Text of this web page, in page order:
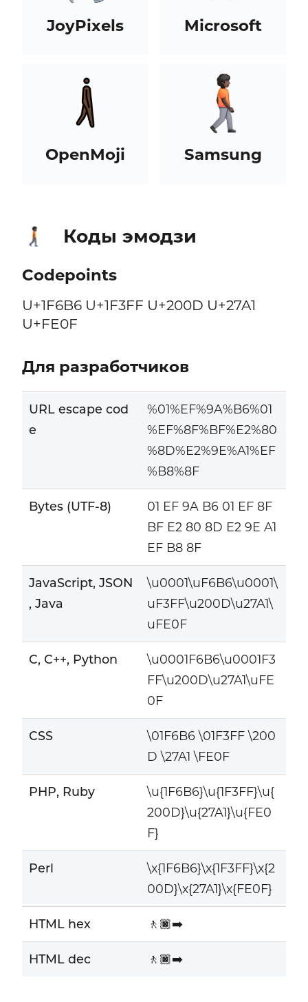
JoyPixels Microsoft
OpenMoji Samsung
🚶🏿‍➡️ Коды эмодзи
Codepoints
U+1F6B6 U+1F3FF U+200D U+27A1
U+FE0F
Для разработчиков
URL escape cod
e
%01%EF%9A%B6%01
%EF%8F%BF%E2%80
%8D%E2%9E%A1%EF
%B8%8F
Bytes (UTF-8)
01 EF 9A B6 01 EF 8F
BF E2 80 8D E2 9E A1
EF B8 8F
JavaScript, JSON
, Java
\u0001\uF6B6\u0001\
uF3FF\u200D\u27A1\
uFE0F
C, C++, Python
\u0001F6B6\u0001F3
FF\u200D\u27A1\uFE
0F
CSS
\01F6B6 \01F3FF \200
D \27A1 \FE0F
PHP, Ruby
\u{1F6B6}\u{1F3FF}\u{
200D}\u{27A1}\u{FE0
F}
Perl
\x{1F6B6}\x{1F3FF}\x{2
00D}\x{27A1}\x{FE0F}
HTML hex 🚶🏿‍➡️
HTML dec 🚶🏿‍➡️